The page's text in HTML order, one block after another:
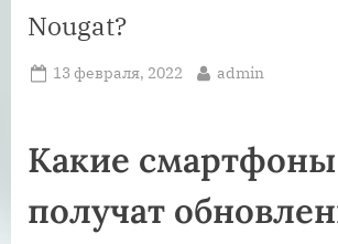
Nougat?
Posted
13 февраля, 2022 By
admin
Какие смартфоны
получат